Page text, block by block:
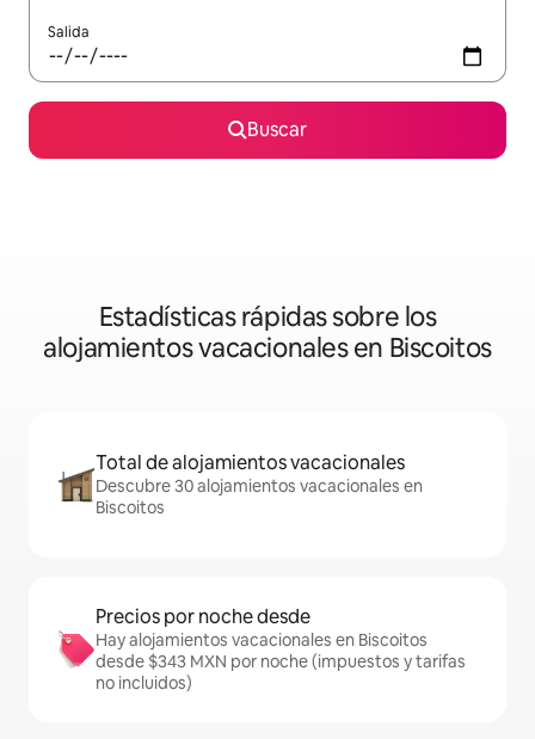
Salida
Buscar
Estadísticas rápidas sobre los
alojamientos vacacionales en Biscoitos
Total de alojamientos vacacionales
Descubre 30 alojamientos vacacionales en
Biscoitos
Precios por noche desde
Hay alojamientos vacacionales en Biscoitos
desde $343 MXN por noche (impuestos y tarifas
no incluidos)